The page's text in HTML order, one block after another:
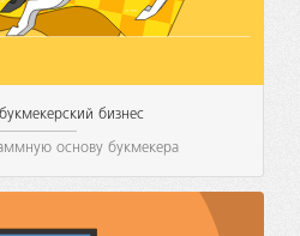
бизнес
основу букмекера